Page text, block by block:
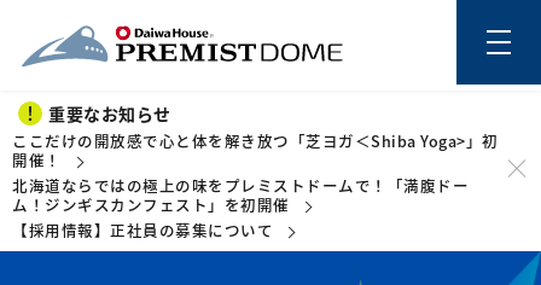
このページの本文を読む
重要なお知らせ
ここだけの開放感で心と体を解き放つ「芝ヨガ＜Shiba Yoga>」初
開催！
北海道ならではの極上の味をプレミストドームで！「満腹ドー
ム！ジンギスカンフェスト」を初開催
【採用情報】正社員の募集について